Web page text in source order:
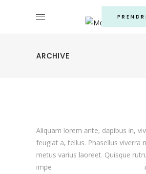
ARCHIVE
Aliquam lorem ante, dapibus in,
feugiat a, tellus. Phasellus viverra
metus varius laoreet. Quisque
imperdiet. Etiam ultricies nisi vel